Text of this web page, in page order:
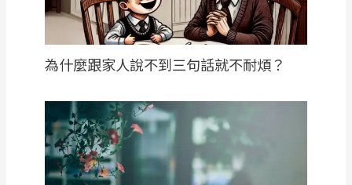
為什麼跟家人說不到三句話就不耐煩？